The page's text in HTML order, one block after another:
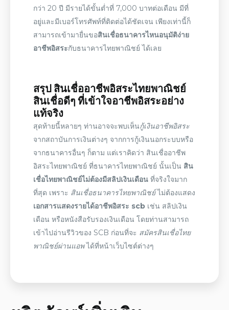
กว่า 20 ปี มีรายได้ขั้นต่ำที่ 7,000 บาทต่อเดือน มีที่
อยู่และมีเบอร์โทรศัพท์ที่ติดต่อได้ชัดเจน เพียงเท่านี้ก็
สามารถเข้ามายื่นขอสินเชื่อธนาคารไหนอนุมัติง่าย
อาชีพอิสระกับธนาคารไทยพาณิชย์ ได้เลย
สรุป สินเชื่ออาชีพอิสระไทยพาณิชย์
สินเชื่อดีๆ ที่เข้าใจอาชีพอิสระอย่าง
แท้จริง
สุดท้ายนี้หลายๆ ท่านอาจจะพบเห็นกู้เงินอาชีพอิสระ
จากสถาบันการเงินต่างๆ จากการกู้เงินนอกระบบหรือ
จากธนาคารอื่นๆ ก็ตาม แต่เราคิดว่า สินเชื่ออาชีพ
อิสระไทยพาณิชย์ ที่ธนาคารไทยพาณิชย์ นั้นเป็น สิน
เชื่อไทยพาณิชย์ไม่ต้องมีสลิปเงินเดือน ที่จริงใจมาก
ที่สุด เพราะ สินเชื่อธนาคารไทยพาณิชย์ไม่ต้องแสดง
เอกสารแสดงรายได้อาชีพอิสระ scb เช่น สลิปเงิน
เดือน หรือหนังสือรับรองเงินเดือน โดยท่านสามารถ
เข้าไปอ่านรีวิวของ SCB ก่อนที่จะ สมัครสินเชื่อไทย
พาณิชย์ผ่านแอพได้ที่หน้าเว็บไซต์ต่างๆ